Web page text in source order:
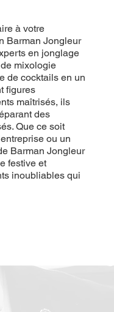
à votre
Barman Jongleur
en jonglage
mixologie
de cocktails en un
figures
maîtrisés, ils
des
Que ce soit
ou un
Barman Jongleur
festive et
inoubliables qui